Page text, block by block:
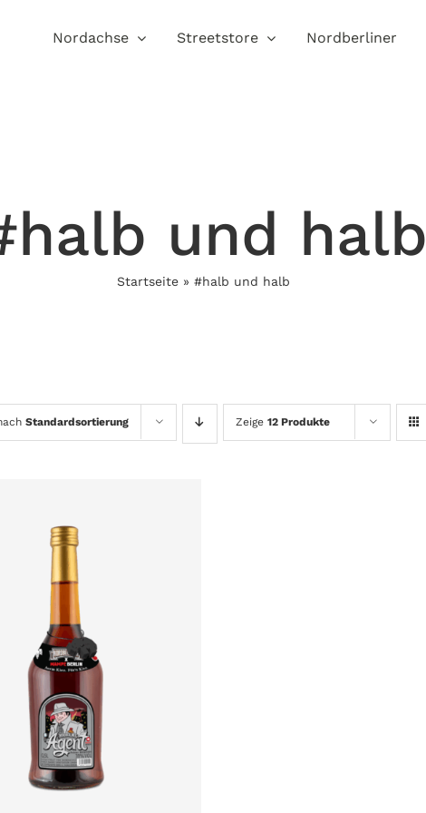
Nordachse Streetstore Nordberliner
und halb
Startseite» #halb und halb
Standardsortierung Zeige 12 Produkte